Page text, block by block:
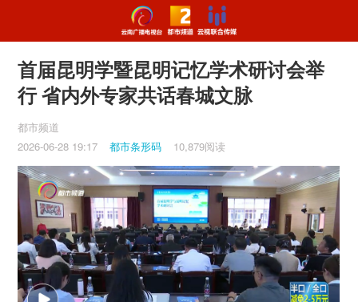
首届昆明学暨昆明记忆学术研讨会举
行 省内外专家共话春城文脉
都市频道
2026-06-28 19:17 都市条形码 10,879阅读